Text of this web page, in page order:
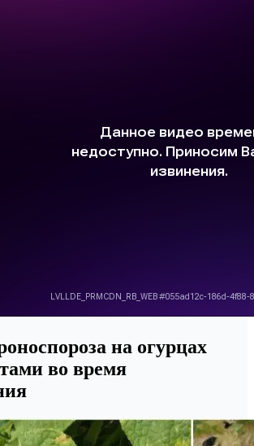
на огурцах
во время